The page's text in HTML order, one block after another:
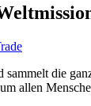
sammelt die
allen